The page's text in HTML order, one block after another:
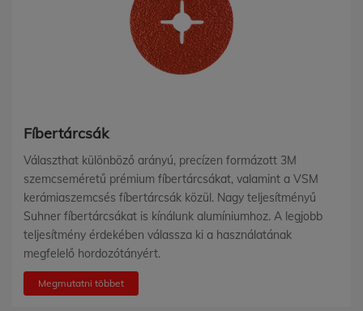
Fíbertárcsák
Választhat különböző arányú, precízen formázott 3M
szemcseméretű prémium fíbertárcsákat, valamint a VSM
kerámiaszemcsés fíbertárcsák közül. Nagy teljesítményű
Suhner fíbertárcsákat is kínálunk alumíniumhoz. A legjobb
teljesítmény érdekében válassza ki a használatának
megfelelő hordozótányért.
Megmutatni többet